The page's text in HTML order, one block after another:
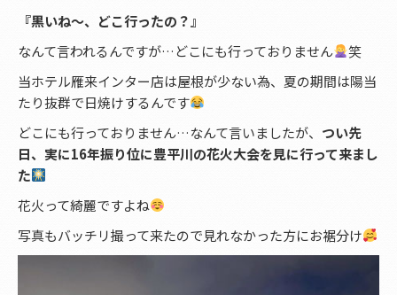
『黒いね〜、どこ行ったの？』
なんて言われるんですが…どこにも行っておりません
笑
当ホテル雁来インター店は屋根が少ない為、夏の期間は陽当
たり抜群で日焼けするんです
どこにも行っておりません…なんて言いましたが、 つい先
日、実に16年振り位に豊平川の花火大会を見に行って来まし
た
花火って綺麗ですよね
写真もバッチリ撮って来たので見れなかった方にお裾分け